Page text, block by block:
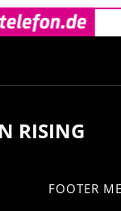
RISING
FOOTER